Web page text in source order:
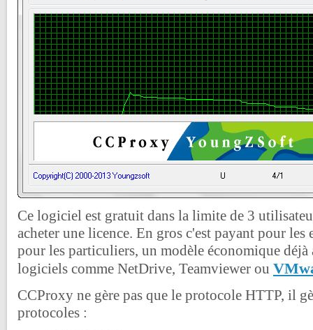
Ce logiciel est gratuit dans la limite de 3
acheter une licence. En gros c'est payant pour les
pour les particuliers, un modèle économique déjà
logiciels comme NetDrive, Teamviewer ou
CCProxy ne gère pas que le protocole HTTP, il
protocoles :